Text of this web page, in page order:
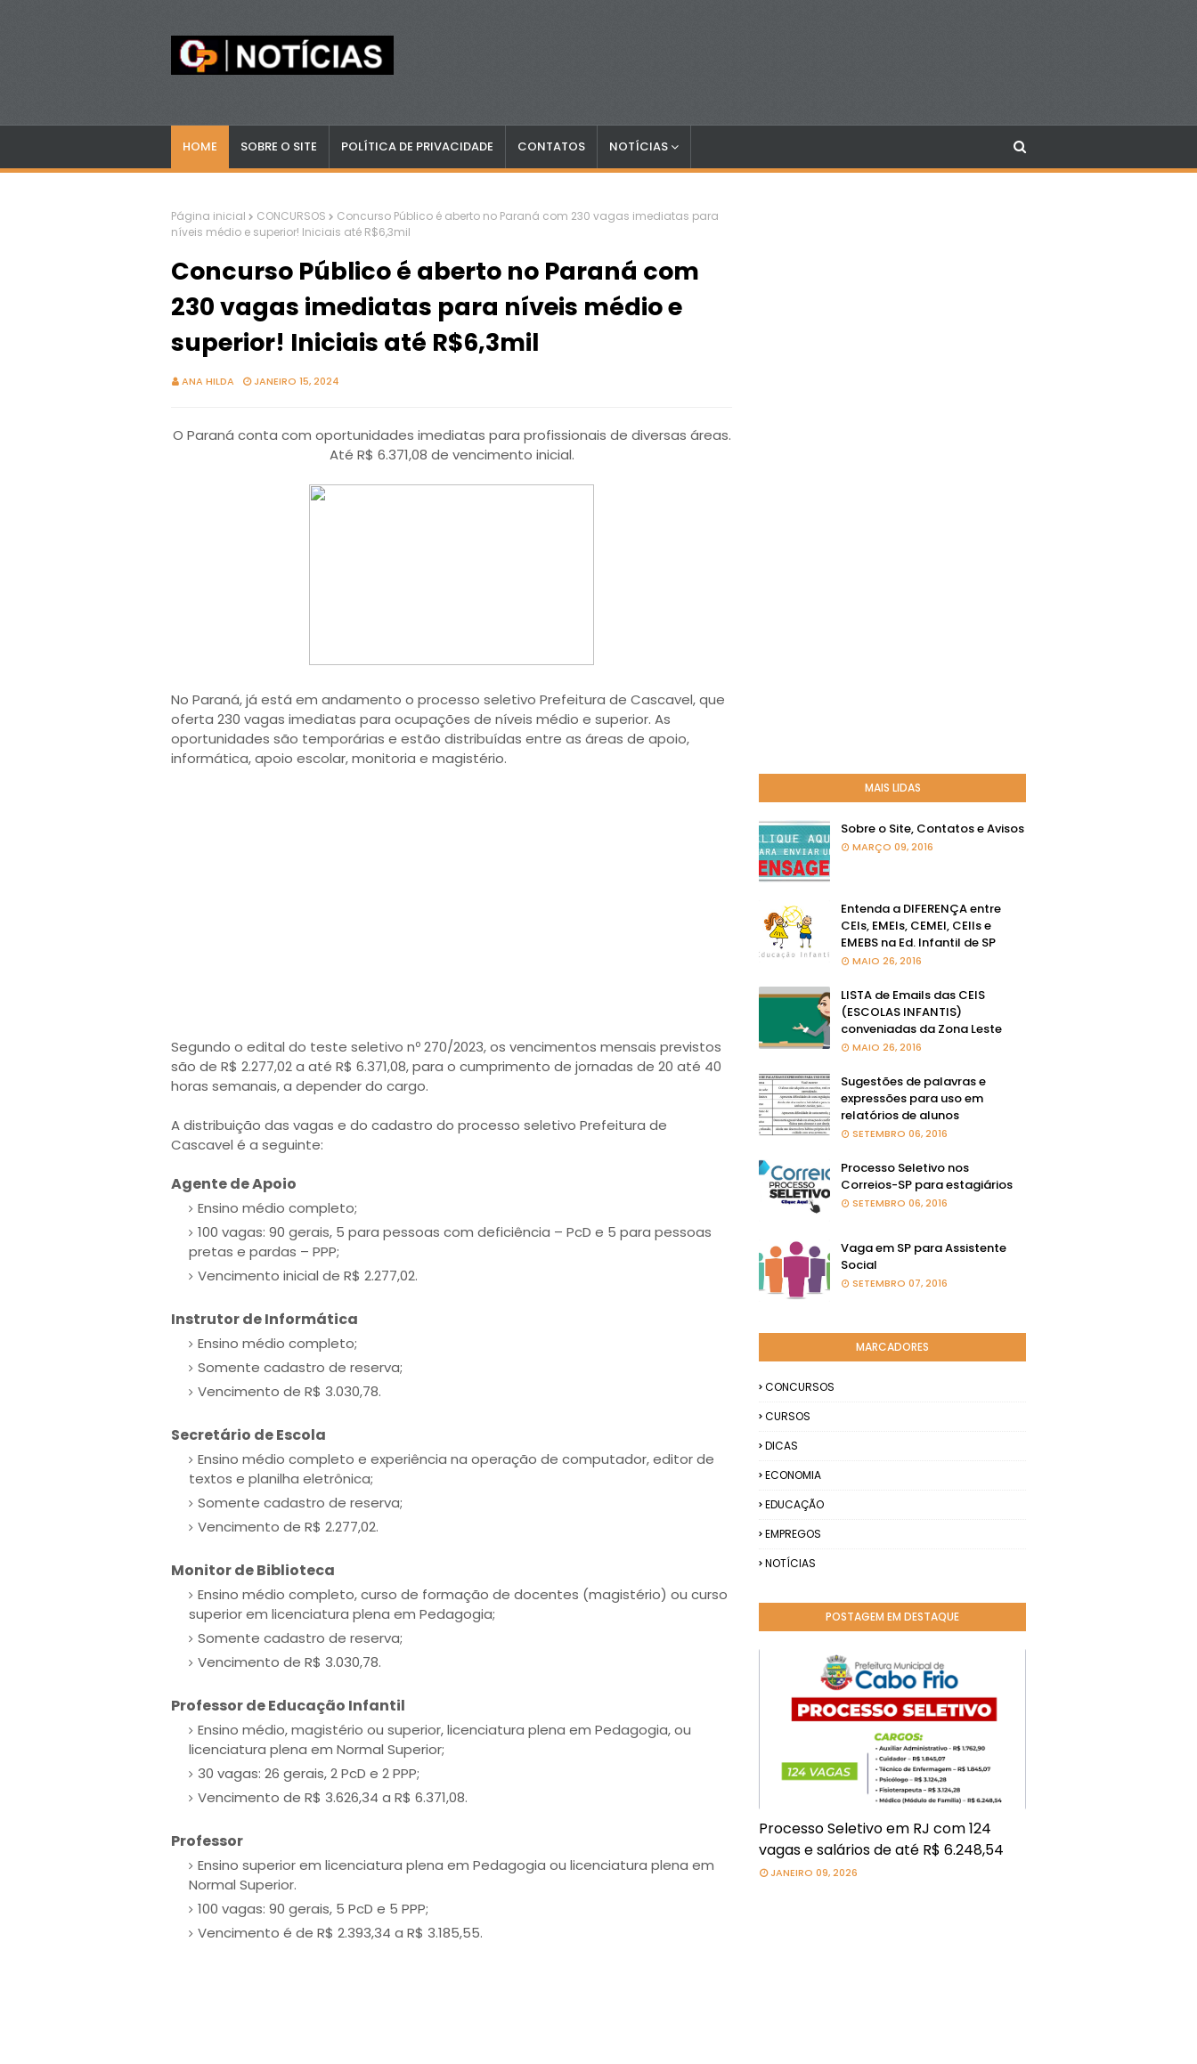
HOME SOBRE O SITE POLÍTICA DE PRIVACIDADE CONTATOS NOTÍCIAS
Página inicial CONCURSOS
Concurso Público é aberto no Paraná com 230 vagas imediatas para
níveis médio e superior! Iniciais até R$6,3mil
Concurso Público é aberto no Paraná com
230 vagas imediatas para níveis médio e
superior! Iniciais até R$6,3mil
ANA HILDA JANEIRO 15, 2024
O Paraná conta com oportunidades imediatas para profissionais de diversas áreas.
Até R$ 6.371,08 de vencimento inicial.
No Paraná, já está em andamento o processo seletivo Prefeitura de Cascavel, que
oferta 230 vagas imediatas para ocupações de níveis médio e superior. As
oportunidades são temporárias e estão distribuídas entre as áreas de apoio,
informática, apoio escolar, monitoria e magistério.
Segundo o edital do teste seletivo nº 270/2023, os vencimentos mensais previstos
são de R$ 2.277,02 a até R$ 6.371,08, para o cumprimento de jornadas de 20 até 40
horas semanais, a depender do cargo.
A distribuição das vagas e do cadastro do processo seletivo Prefeitura de
Cascavel é a seguinte:
Agente de Apoio
Ensino médio completo;
100 vagas: 90 gerais, 5 para pessoas com deficiência – PcD e 5 para pessoas
pretas e pardas – PPP;
Vencimento inicial de R$ 2.277,02.
Instrutor de Informática
Ensino médio completo;
Somente cadastro de reserva;
Vencimento de R$ 3.030,78.
Secretário de Escola
Ensino médio completo e experiência na operação de computador, editor de
textos e planilha eletrônica;
Somente cadastro de reserva;
Vencimento de R$ 2.277,02.
Monitor de Biblioteca
Ensino médio completo, curso de formação de docentes (magistério) ou curso
superior em licenciatura plena em Pedagogia;
Somente cadastro de reserva;
Vencimento de R$ 3.030,78.
Professor de Educação Infantil
Ensino médio, magistério ou superior, licenciatura plena em Pedagogia, ou
licenciatura plena em Normal Superior;
30 vagas: 26 gerais, 2 PcD e 2 PPP;
Vencimento de R$ 3.626,34 a R$ 6.371,08.
Professor
Ensino superior em licenciatura plena em Pedagogia ou licenciatura plena em
Normal Superior.
100 vagas: 90 gerais, 5 PcD e 5 PPP;
Vencimento é de R$ 2.393,34 a R$ 3.185,55.
MAIS LIDAS
Sobre o Site, Contatos e Avisos
MARÇO 09, 2016
Entenda a DIFERENÇA entre
CEIs, EMEIs, CEMEI, CEIIs e
EMEBS na Ed. Infantil de SP
MAIO 26, 2016
LISTA de Emails das CEIS
(ESCOLAS INFANTIS)
conveniadas da Zona Leste
MAIO 26, 2016
Sugestões de palavras e
expressões para uso em
relatórios de alunos
SETEMBRO 06, 2016
Processo Seletivo nos
Correios-SP para estagiários
SETEMBRO 06, 2016
Vaga em SP para Assistente
Social
SETEMBRO 07, 2016
MARCADORES
CONCURSOS
CURSOS
DICAS
ECONOMIA
EDUCAÇÃO
EMPREGOS
NOTÍCIAS
POSTAGEM EM DESTAQUE
Processo Seletivo em RJ com 124
vagas e salários de até R$ 6.248,54
JANEIRO 09, 2026